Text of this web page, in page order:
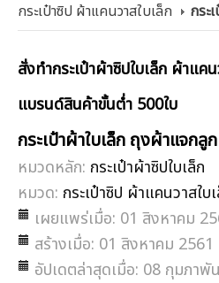
กระเป๋าซิป ผ้าแคนวาสใบเล็ก
กระ
สั่งทำกระเป๋าผ้าซิปใบเล็ก ผ้าแ
แบรนด์สินค้าขั้นต่ำ 500ใบ
กระเป๋าผ้าใบเล็ก ถุงผ้าแจกลู
หมวดหลัก: กระเป๋าผ้าซิปใบเล็ก
หมวด: กระเป๋าซิป ผ้าแคนวาสใบ
เผยแพร่เมื่อ: 01 สิงหาคม
สร้างเมื่อ: 01 สิงหาคม 2561
อัปเดตล่าสุดเมื่อ: 08 กุมภาพั